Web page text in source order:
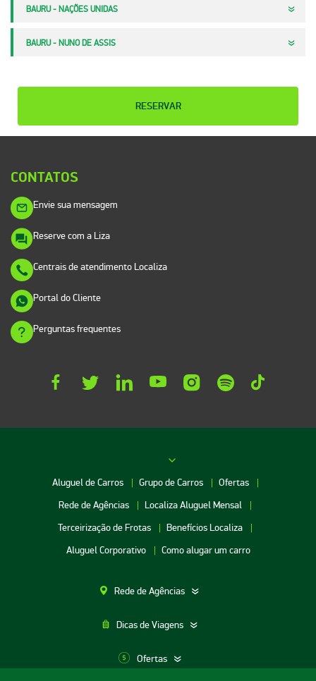
BAURU - NAÇÕES UNIDAS
BAURU - NUNO DE ASSIS
RESERVAR
CONTATOS
Envie sua mensagem
Reserve com a Liza
Centrais de atendimento Localiza
Portal do Cliente
Perguntas frequentes
Aluguel de Carros Grupo de Carros
Ofertas
Rede de Agências
Localiza Aluguel Mensal
Terceirização de Frotas
Benefícios Localiza
Aluguel Corporativo
Como alugar um carro
Rede de Agências
Dicas de Viagens
Ofertas